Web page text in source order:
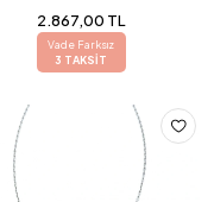
2.867,00 TL
Vade Farksız
3 TAKSİT